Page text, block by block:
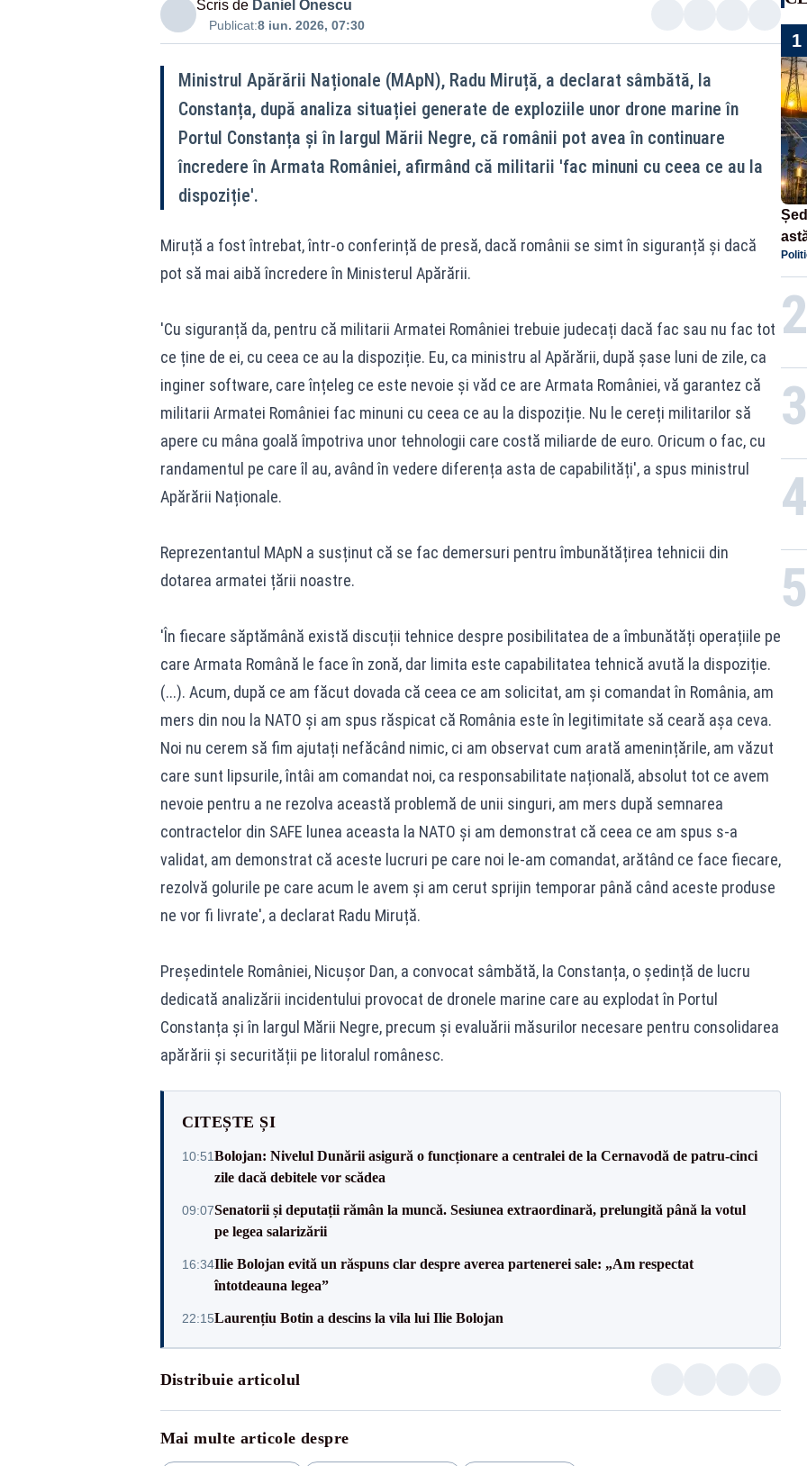
Scris de Daniel Onescu
Publicat:8 iun. 2026, 07:30
Ministrul Apărării Naționale (MApN), Radu Miruță, a declarat sâmbătă, la
Constanța, după analiza situației generate de exploziile unor drone marine în
Portul Constanța și în largul Mării Negre, că românii pot avea în continuare
încredere în Armata României, afirmând că militarii 'fac minuni cu ceea ce au la
dispoziție'.
Miruță a fost întrebat, într-o conferință de presă, dacă românii se simt în siguranță și dacă
pot să mai aibă încredere în Ministerul Apărării.
'Cu siguranță da, pentru că militarii Armatei României trebuie judecați dacă fac sau nu fac tot
ce ține de ei, cu ceea ce au la dispoziție. Eu, ca ministru al Apărării, după șase luni de zile, ca
inginer software, care înțeleg ce este nevoie și văd ce are Armata României, vă garantez că
militarii Armatei României fac minuni cu ceea ce au la dispoziție. Nu le cereți militarilor să
apere cu mâna goală împotriva unor tehnologii care costă miliarde de euro. Oricum o fac, cu
randamentul pe care îl au, având în vedere diferența asta de capabilități', a spus ministrul
Apărării Naționale.
Reprezentantul MApN a susținut că se fac demersuri pentru îmbunătățirea tehnicii din
dotarea armatei țării noastre.
'În fiecare săptămână există discuții tehnice despre posibilitatea de a îmbunătăți operațiile pe
care Armata Română le face în zonă, dar limita este capabilitatea tehnică avută la dispoziție.
(...). Acum, după ce am făcut dovada că ceea ce am solicitat, am și comandat în România, am
mers din nou la NATO și am spus răspicat că România este în legitimitate să ceară așa ceva.
Noi nu cerem să fim ajutați nefăcând nimic, ci am observat cum arată amenințările, am văzut
care sunt lipsurile, întâi am comandat noi, ca responsabilitate națională, absolut tot ce avem
nevoie pentru a ne rezolva această problemă de unii singuri, am mers după semnarea
contractelor din SAFE lunea aceasta la NATO și am demonstrat că ceea ce am spus s-a
validat, am demonstrat că aceste lucruri pe care noi le-am comandat, arătând ce face fiecare,
rezolvă golurile pe care acum le avem și am cerut sprijin temporar până când aceste produse
ne vor fi livrate', a declarat Radu Miruță.
Președintele României, Nicușor Dan, a convocat sâmbătă, la Constanța, o ședință de lucru
dedicată analizării incidentului provocat de dronele marine care au explodat în Portul
Constanța și în largul Mării Negre, precum și evaluării măsurilor necesare pentru consolidarea
apărării și securității pe litoralul românesc.
CITEȘTE ȘI
10:51Bolojan: Nivelul Dunării asigură o funcționare a centralei de la Cernavodă de patru-cinci
zile dacă debitele vor scădea
09:07Senatorii și deputații rămân la muncă. Sesiunea extraordinară, prelungită până la votul
pe legea salarizării
16:34Ilie Bolojan evită un răspuns clar despre averea partenerei sale: „Am respectat
întotdeauna legea”
22:15Laurențiu Botin a descins la vila lui Ilie Bolojan
Distribuie articolul
Mai multe articole despre
1
2
3
4
5